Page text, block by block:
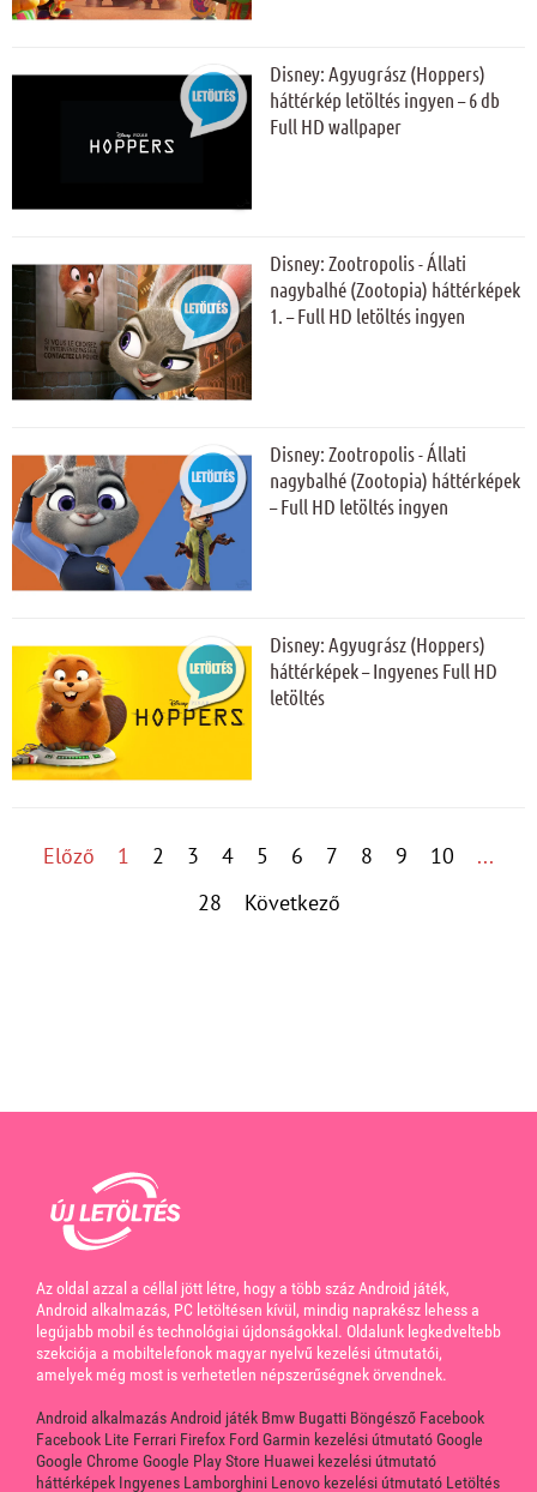
Disney: Agyugrász (Hoppers)
háttérkép letöltés ingyen – 6 db
Full HD wallpaper
Disney: Zootropolis - Állati
nagybalhé (Zootopia) háttérképek
1. – Full HD letöltés ingyen
Disney: Zootropolis - Állati
nagybalhé (Zootopia) háttérképek
– Full HD letöltés ingyen
Disney: Agyugrász (Hoppers)
háttérképek – Ingyenes Full HD
letöltés
Előző 1 2 3 4 5 6 7 8 9 10
...
28
Következő
Az oldal azzal a céllal jött létre, hogy a több száz Android játék,
Android alkalmazás, PC letöltésen kívül, mindig naprakész lehess a
legújabb mobil és technológiai újdonságokkal. Oldalunk legkedveltebb
szekciója a mobiltelefonok magyar nyelvű kezelési útmutatói,
amelyek még most is verhetetlen népszerűségnek örvendnek.
Android alkalmazásAndroid játék Bmw Bugatti Böngésző Facebook
Facebook Lite Ferrari Firefox Ford Garmin kezelési útmutatóGoogle
Google Chrome Google Play Store Huawei kezelési útmutató
háttérképek Ingyenes Lamborghini Lenovo kezelési útmutató Letöltés